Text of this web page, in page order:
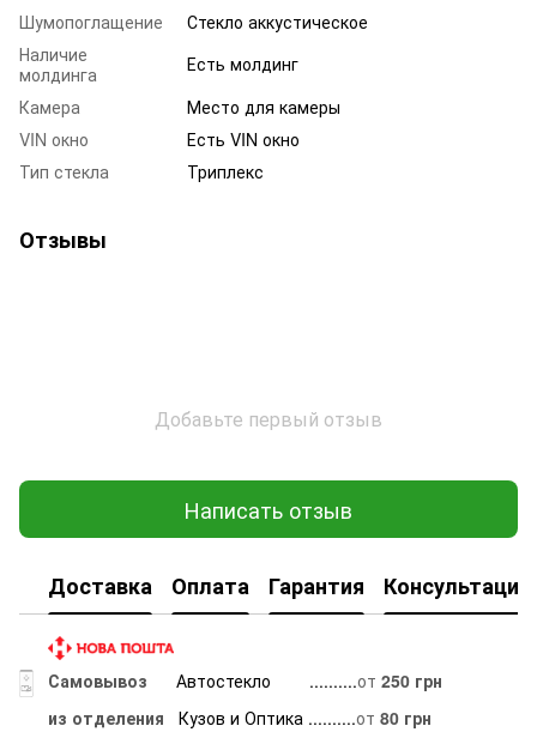
Шумопоглащение
Стекло аккустическое
Наличие
молдинга
Есть молдинг
Камера
Место для камеры
VIN окно
Есть VIN окно
Тип стекла
Триплекс
Отзывы
Добавьте первый отзыв
Написать отзыв
Доставка Оплата Гарантия Консультация
Самовывоз Автостекло ..........от 250 грн
из отделения Кузов и Оптика ..........от 80 грн